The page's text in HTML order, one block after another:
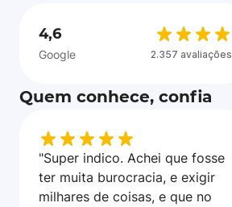
4,6
Google 2.357 avaliações
Quem conhece, confia
"Super indico. Achei que fosse
ter muita burocracia, e exigir
milhares de coisas, e que no